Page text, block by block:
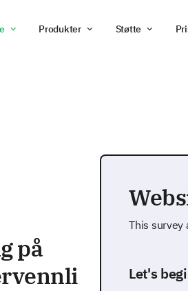
Produkter Støtte
på
This survey
Let's